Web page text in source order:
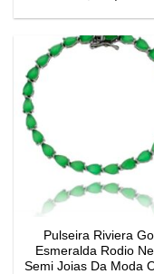
Pulseira Riviera
Esmeralda Rodio
Semi Joias Da Moda